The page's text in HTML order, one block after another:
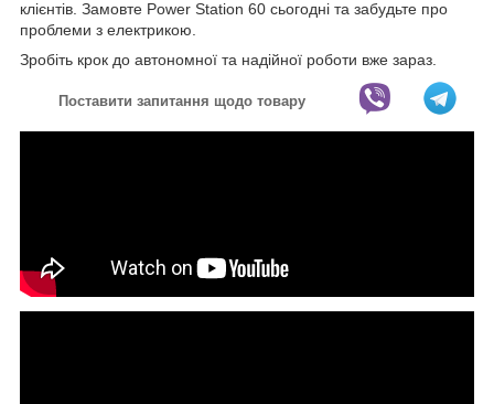
клієнтів. Замовте Power Station 60 сьогодні та забудьте про
проблеми з електрикою.
Зробіть крок до автономної та надійної роботи вже зараз.
Поставити запитання щодо товару